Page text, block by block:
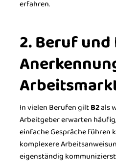
erfahren.
2. Beruf
In vielen Berufen giltB2als
Arbeitgeber erwarten
einfache Gespräche führen
komplexere
eigenständig